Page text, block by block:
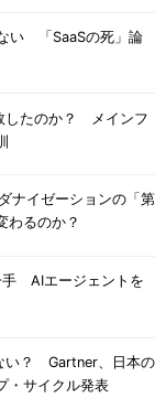
い 「SaaSの死」論
したのか？ メインフ
ナイゼーションの「第
わるのか？
手 AIエージェントを
い？ Gartner、日本の
・サイクル発表